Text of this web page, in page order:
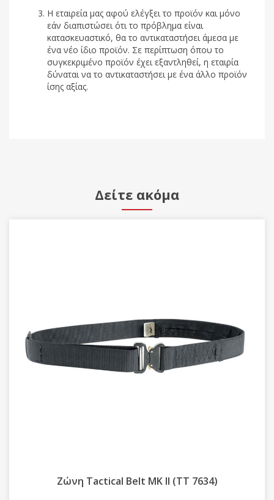
Η εταιρεία μας αφού ελέγξει το προϊόν και μόνο
εάν διαπιστώσει ότι το πρόβλημα είναι
κατασκευαστικό, θα το αντικαταστήσει άμεσα με
ένα νέο ίδιο προϊόν. Σε περίπτωση όπου το
συγκεκριμένο προϊόν έχει εξαντληθεί, η εταιρία
δύναται να το αντικαταστήσει με ένα άλλο προϊόν
ίσης αξίας.
Δείτε ακόμα
Ζώνη Tactical Belt MK II (ΤΤ 7634)